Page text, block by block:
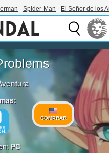
Spider-Man El Señor de los
COMPRAR
PC